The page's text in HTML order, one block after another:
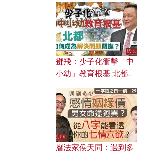
濟為何仍然低迷？
鄧飛：少子化衝擊「中
小幼」教育根基 北都如
曆法家侯天同：遇到多